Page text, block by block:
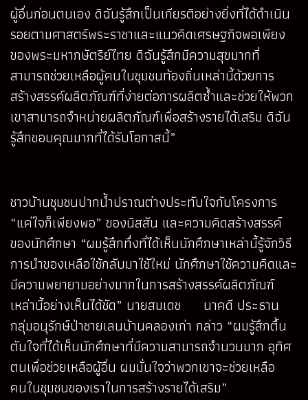
ผู้อื่นก่อนตนเอง ดิฉันรู้สึกเป็นเกียรติอย่างยิ่งที่ได้ดำเนิน
รอยตามศาสตร์พระราชาและแนวคิดเศรษฐกิจพอเพียง
ของพระมหากษัตริย์ไทย ดิฉันรู้สึกมีความสุขมากที่
สามารถช่วยเหลือผู้คนในชุมชนท้องถิ่นเหล่านี้ด้วยการ
สร้างสรรค์ผลิตภัณฑ์ที่ง่ายต่อการผลิตซ้ำและช่วยให้พวก
เขาสามารถจำหน่ายผลิตภัณฑ์เพื่อสร้างรายได้เสริม ดิฉัน
รู้สึกขอบคุณมากที่ได้รับโอกาสนี้”
ชาวบ้านชุมชนปากน้ำปราณต่างประทับใจกับโครงการ
“แค่ใจก็เพียงพอ” ของนิสสัน และความคิดสร้างสรรค์
ของนักศึกษา “ผมรู้สึกทึ่งที่ได้เห็นนักศึกษาเหล่านี้รู้จักวิธี
การนำของเหลือใช้กลับมาใช้ใหม่ นักศึกษาใช้ความคิดและ
มีความพยายามอย่างมากในการสร้างสรรค์ผลิตภัณฑ์
เหล่านี้อย่างเห็นได้ชัด” นายสมเดช นาคดี ประธาน
กลุ่มอนุรักษ์ป่าชายเลนบ้านคลองเก่า กล่าว “ผมรู้สึกตื้น
ตันใจที่ได้เห็นนักศึกษาที่มีความสามารถจำนวนมาก อุทิศ
ตนเพื่อช่วยเหลือผู้อื่น ผมมั่นใจว่าพวกเขาจะช่วยเหลือ
คนในชุมชนของเราในการสร้างรายได้เสริม”